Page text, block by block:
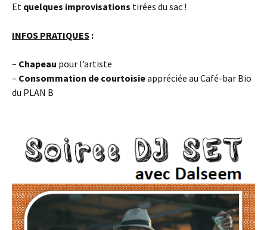
Et quelques improvisations tirées du sac !
INFOS PRATIQUES :
– Chapeau pour l’artiste
– Consommation de courtoisieappréciée au Café-bar Bio
du PLAN B